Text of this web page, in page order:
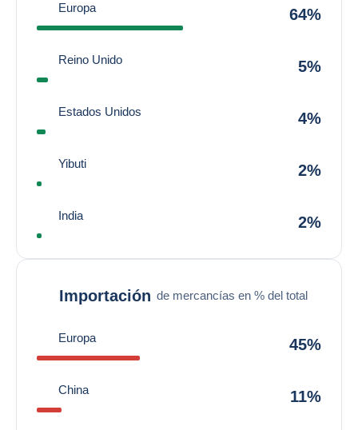
Europa 64%
Reino Unido 5%
Estados Unidos 4%
Yibuti 2%
India 2%
Importación de mercancías en % del total
Europa 45%
China 11%